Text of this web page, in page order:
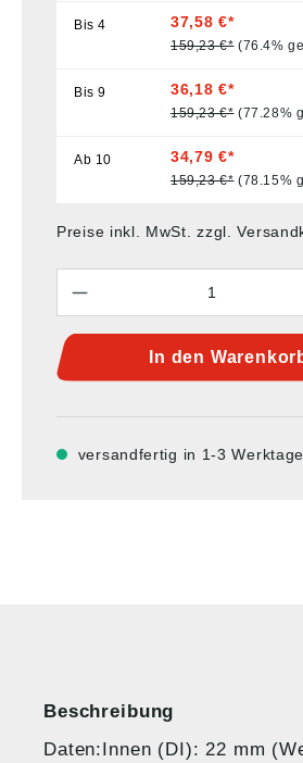
Bis4 37,58 €*
159,23 €* (76.4%
Bis9 36,18 €*
159,23 €* (77.28%
Ab 10 34,79 €*
159,23 €* (78.15%
Preise inkl. MwSt. zzgl.
In den
versandfertig in 1-3
Beschreibung
Daten:Innen (DI): 22 mm